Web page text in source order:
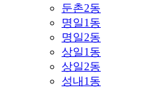
둔촌2동
명일1동
명일2동
상일1동
상일2동
성내1동